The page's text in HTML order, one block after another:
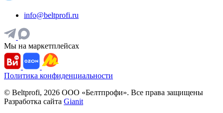
info@beltprofi.ru
Мы на маркетплейсах
Политика конфиденциальности
© Beltprofi, 2026 ООО «Белтпрофи». Все права защищены
Разработка сайта Gianit